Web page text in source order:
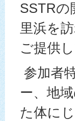
SSTRの
里浜を
ご提供
参加者
ー、地
た体に